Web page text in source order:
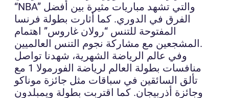
“NBA” والتي تشهد مباريات مثيرة بين أفضل
الفرق في الدوري. كما أثارت بطولة فرنسا
المفتوحة للتنس “رولان غاروس” اهتمام
المشجعين مع مشاركة نجوم التنس العالميين.
وفي عالم الرياضة الشهرية، شهدنا تواصل
منافسات بطولة العالم لرياضة الفورمولا 1 مع
تألق السائقين في سباقات مثل جائزة موناكو
وجائزة أذربيجان. كما اقتربت بطولة ويمبلدون